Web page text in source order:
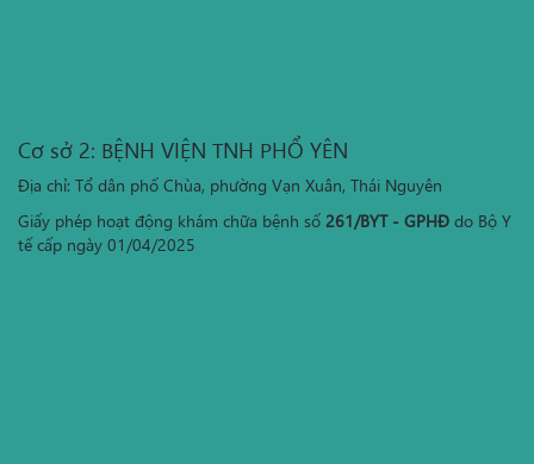
Cơ sở 2: BỆNH VIỆN TNH PHỔ YÊN
Địa chỉ: Tổ dân phố Chùa, phường Vạn Xuân, Thái Nguyên
Giấy phép hoạt động khám chữa bệnh số 261/BYT - GPHĐ do Bộ Y
tế cấp ngày 01/04/2025